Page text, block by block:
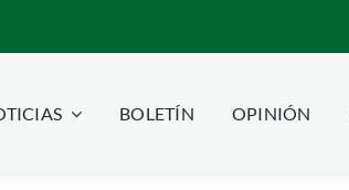
BOLETÍN OPINIÓN